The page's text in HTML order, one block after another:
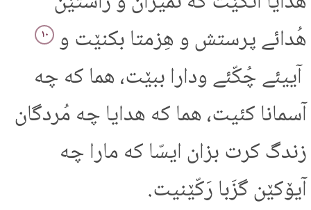
هُدائے پرستش و هِزمتا بکنێت و
۱۰
آییئے چُکّئے ودارا ببێت، هما که چه
آسمانا کئیت، هما که هدایا چه مُردگان
زندگ کرت بزان ایسّا که مارا چه
آیۆکێن گزَبا رَکّێنیت.